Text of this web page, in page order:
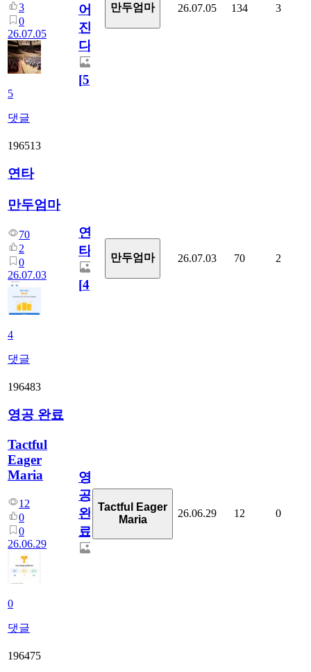
3
0
26.07.05
5
댓글
어
진
다.
[5]
만두엄마 26.07.05 134 3
196513
연타
만두엄마
70
2
0
26.07.03
4
댓글
연
타
[4]
만두엄마 26.07.03 70 2
196483
영공 완료
Tactful
Eager
Maria
12
0
0
26.06.29
0
댓글
영
공
완
료
Tactful Eager
Maria
26.06.29 12 0
196475